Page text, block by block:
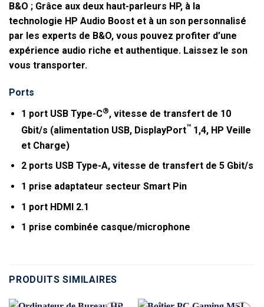
B&O ; Grâce aux deux haut-parleurs HP, à la
technologie HP Audio Boost et à un son personnalisé
par les experts de B&O, vous pouvez profiter d’une
expérience audio riche et authentique. Laissez le son
vous transporter.
Ports
1 port USB Type-C®, vitesse de transfert de 10
Gbit/s (alimentation USB, DisplayPort™ 1,4, HP Veille
et Charge)
2 ports USB Type-A, vitesse de transfert de 5 Gbit/s
1 prise adaptateur secteur Smart Pin
1 port HDMI 2.1
1 prise combinée casque/microphone
PRODUITS SIMILAIRES